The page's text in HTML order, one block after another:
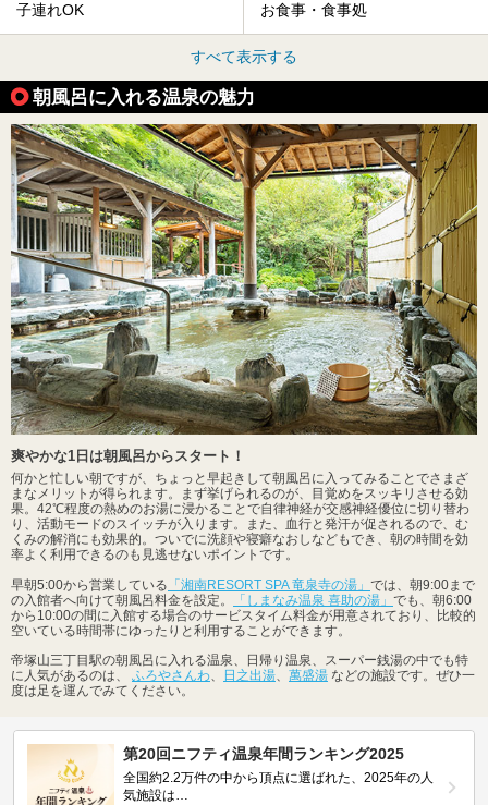
子連れOK お食事・食事処
すべて表示する
朝風呂に入れる温泉の魅力
爽やかな1日は朝風呂からスタート！
何かと忙しい朝ですが、ちょっと早起きして朝風呂に入ってみることでさまざ
まなメリットが得られます。まず挙げられるのが、目覚めをスッキリさせる効
果。42℃程度の熱めのお湯に浸かることで自律神経が交感神経優位に切り替わ
り、活動モードのスイッチが入ります。また、血行と発汗が促されるので、む
くみの解消にも効果的。ついでに洗顔や寝癖なおしなどもでき、朝の時間を効
率よく利用できるのも見逃せないポイントです。
早朝5:00から営業している 「湘南RESORT SPA 竜泉寺の湯」 では、朝9:00まで
の入館者へ向けて朝風呂料金を設定。
「しまなみ温泉 喜助の湯」 でも、朝6:00
から10:00の間に入館する場合のサービスタイム料金が用意されており、比較的
空いている時間帯にゆったりと利用することができます。
帝塚山三丁目駅の朝風呂に入れる温泉、日帰り温泉、スーパー銭湯の中でも特
に人気があるのは、 ふろやさんわ、 日之出湯、 萬盛湯 などの施設です。ぜひ一
度は足を運んでみてください。
第20回ニフティ温泉年間ランキング2025
全国約2.2万件の中から頂点に選ばれた、2025年の人
気施設は…